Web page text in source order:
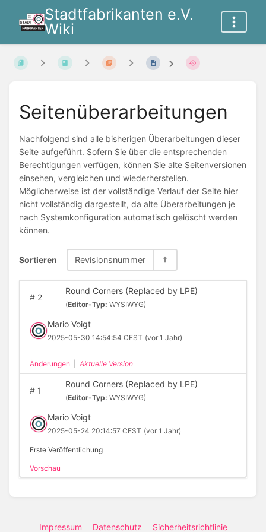
Stadtfabrikanten e.V.
Wiki
Seitenüberarbeitungen
Nachfolgend sind alle bisherigen Überarbeitungen dieser
Seite aufgeführt. Sofern Sie über die entsprechenden
Berechtigungen verfügen, können Sie alte Seitenversionen
einsehen, vergleichen und wiederherstellen.
Möglicherweise ist der vollständige Verlauf der Seite hier
nicht vollständig dargestellt, da alte Überarbeitungen je
nach Systemkonfiguration automatisch gelöscht werden
können.
Sortieren Revisionsnummer
#2
Round Corners (Replaced by LPE)
(Editor-Typ: WYSIWYG)
Mario Voigt
2025-05-30 14:54:54 CEST (vor 1 Jahr)
Änderungen Aktuelle Version
#1
Round Corners (Replaced by LPE)
(Editor-Typ: WYSIWYG)
Mario Voigt
2025-05-24 20:14:57 CEST (vor 1 Jahr)
Erste Veröffentlichung
Vorschau
Impressum Datenschutz Sicherheitsrichtlinie